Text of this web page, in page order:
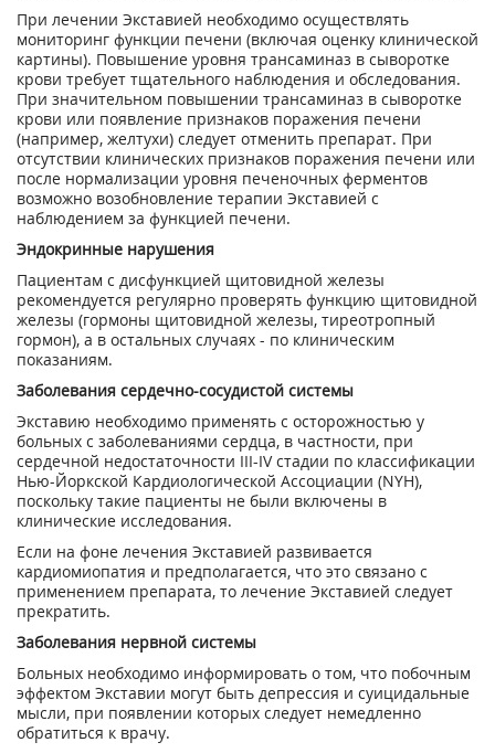
При лечении Экставией необходимо осуществлять
мониторинг функции печени (включая оценку клинической
картины). Повышение уровня трансаминаз в сыворотке
крови требует тщательного наблюдения и обследования.
При значительном повышении трансаминаз в сыворотке
крови или появление признаков поражения печени
(например, желтухи) следует отменить препарат. При
отсутствии клинических признаков поражения печени или
после нормализации уровня печеночных ферментов
возможно возобновление терапии Экставией с
наблюдением за функцией печени.
Эндокринные нарушения
Пациентам с дисфункцией щитовидной железы
рекомендуется регулярно проверять функцию щитовидной
железы (гормоны щитовидной железы, тиреотропный
гормон), а в остальных случаях - по клиническим
показаниям.
Заболевания сердечно-сосудистой системы
Экставию необходимо применять с осторожностью у
больных с заболеваниями сердца, в частности, при
сердечной недостаточности III-IV стадии по классификации
Нью-Йоркской Кардиологической Ассоциации (NYH),
поскольку такие пациенты не были включены в
клинические исследования.
Если на фоне лечения Экставией развивается
кардиомиопатия и предполагается, что это связано с
применением препарата, то лечение Экставией следует
прекратить.
Заболевания нервной системы
Больных необходимо информировать о том, что побочным
эффектом Экставии могут быть депрессия и суицидальные
мысли, при появлении которых следует немедленно
обратиться к врачу.